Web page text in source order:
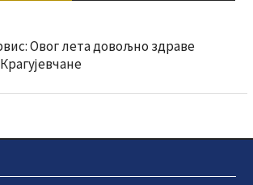
Овог лета довољно здраве